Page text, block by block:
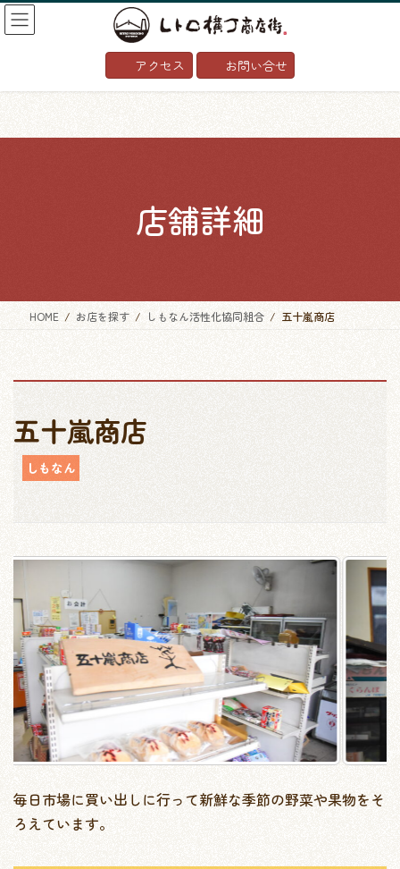
コ
ン
ツ
ス
ナ
ビ
シ
ン
アクセス お問い合せ
店舗詳細
HOME お店を探す しもなん活性化協同組合 五十嵐商店
五十嵐商店
しもなん
毎日市場に買い出しに行って新鮮な季節の野菜や果物をそ
ろえています。